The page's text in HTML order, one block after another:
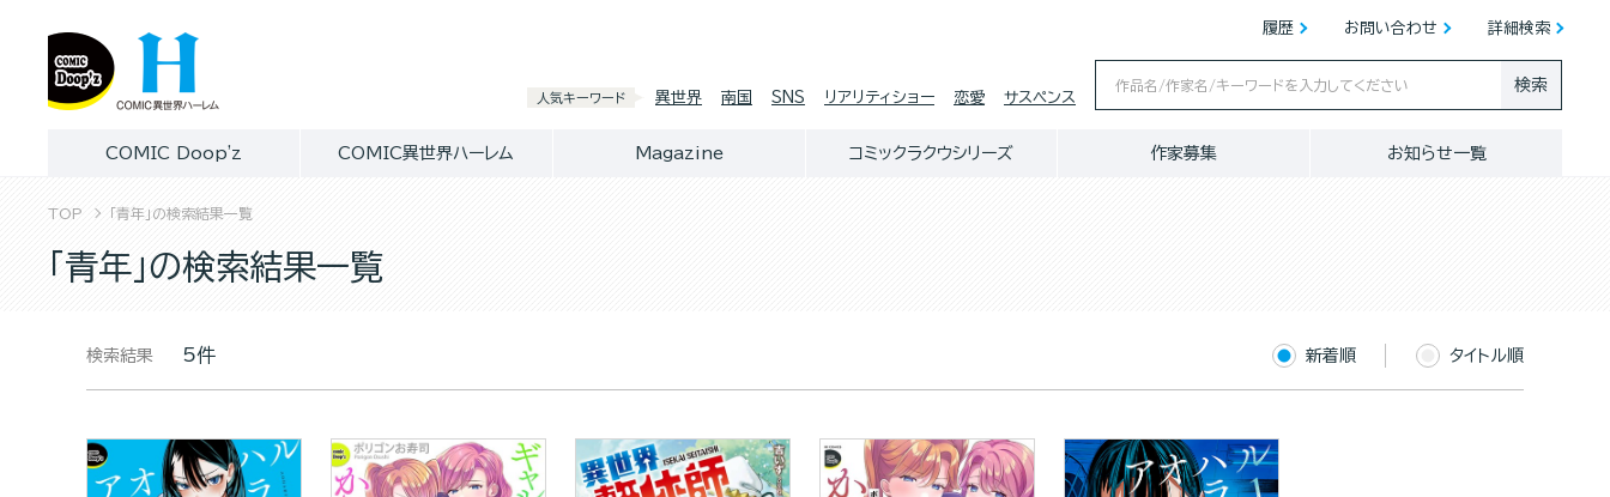
履歴 お問い合わせ 詳細検索
人気キーワード 異世界 南国 SNS リアリティショー 恋愛 サスペンス
検索
COMIC Doop'z COMIC異世界ハーレム Magazine コミックラクウシリーズ 作家募集 お知らせ一覧
TOP 「青年」の検索結果一覧
「青年」の検索結果一覧
検索結果 5件 新着順 タイトル順